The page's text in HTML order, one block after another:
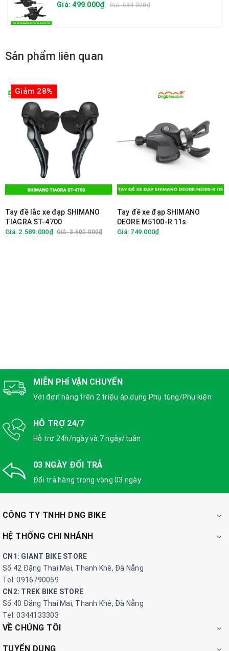
Giá: 499.000₫
Giá: 684.000₫
Sản phẩm liên quan
Giảm 28%
Tay đề lắc xe đạp SHIMANO
TIAGRA ST-4700
Giá: 2.589.000₫ Giá: 3.600.000₫
Tay đề xe đạp SHIMANO
DEORE M5100-R 11s
Giá: 749.000₫
MIỄN PHÍ VẬN CHUYỂN
Với đơn hàng trên 2 triệu áp dụng Phụ tùng/Phụ kiện
HỖ TRỢ 24/7
Hỗ trợ 24h/ngày và 7 ngày/tuần
03 NGÀY ĐỔI TRẢ
Đổi trả hàng trong vòng 03 ngày
CÔNG TY TNHH DNG BIKE
HỆ THỐNG CHI NHÁNH
CN1: GIANT BIKE STORE
Số 42 Đặng Thai Mai, Thanh Khê, Đà Nẵng
Tel: 0916790059
CN2: TREK BIKE STORE
Số 40 Đặng Thai Mai, Thanh Khê, Đà Nẵng
Tel: 0344133303
VỀ CHÚNG TÔI
TUYỂN DỤNG